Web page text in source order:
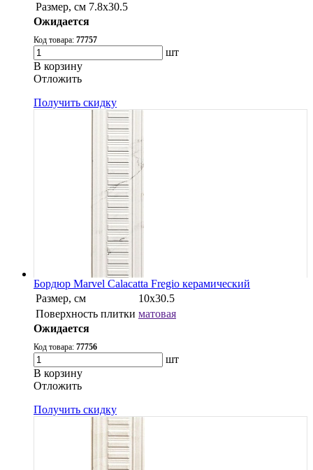
Размер, см 7.8х30.5
Ожидается
Код товара: 77757
шт
В корзину
Oтложить
Получить скидку
Бордюр Marvel Calacatta Fregio керамический
Размер, см
10x30.5
Поверхность плитки матовая
Ожидается
Код товара: 77756
шт
В корзину
Oтложить
Получить скидку